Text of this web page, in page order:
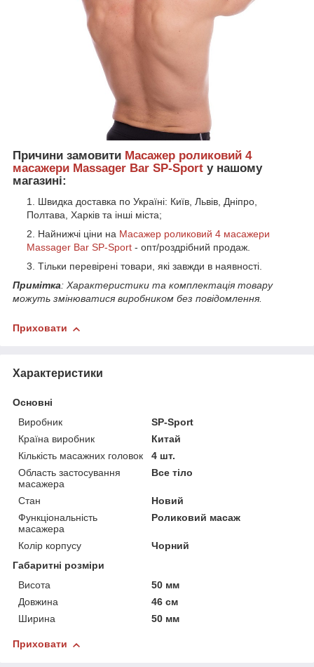
Причини замовити Масажер роликовий 4
масажери Massager Bar SP-Sport у нашому
магазині:
Швидка доставка по Україні: Київ, Львів, Дніпро,
Полтава, Харків та інші міста;
Найнижчі ціни на Масажер роликовий 4 масажери
Massager Bar SP-Sport - опт/роздрібний продаж.
Тільки перевірені товари, які завжди в наявності.
Примітка: Характеристики та комплектація товару
можуть змінюватися виробником без повідомлення.
Приховати
Характеристики
Основні
Виробник
SP-Sport
Країна виробник
Китай
Кількість масажних головок
4 шт.
Область застосування
масажера
Все тіло
Стан
Новий
Функціональність
масажера
Роликовий масаж
Колір корпусу
Чорний
Габаритні розміри
Висота
50 мм
Довжина
46 см
Ширина
50 мм
Приховати